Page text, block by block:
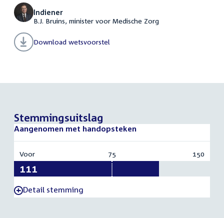
Indiener
B.J. Bruins, minister voor Medische Zorg
Download wetsvoorstel
Stemmingsuitslag
Aangenomen met handopsteken
Voor:
111
75 150
-Detail stemming